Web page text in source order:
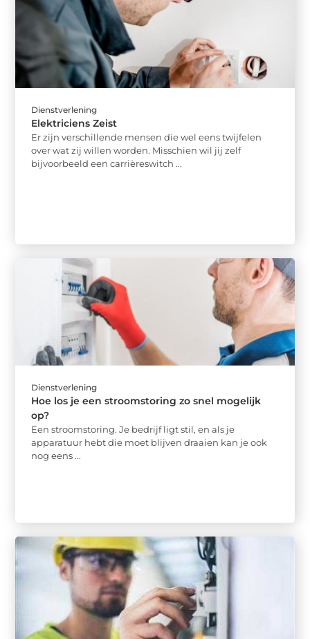
Dienstverlening
Elektriciens Zeist
Er zijn verschillende mensen die wel eens twijfelen
over wat zij willen worden. Misschien wil jij zelf
bijvoorbeeld een carrièreswitch ...
Dienstverlening
Hoe los je een stroomstoring zo snel mogelijk
op?
Een stroomstoring. Je bedrijf ligt stil, en als je
apparatuur hebt die moet blijven draaien kan je ook
nog eens ...